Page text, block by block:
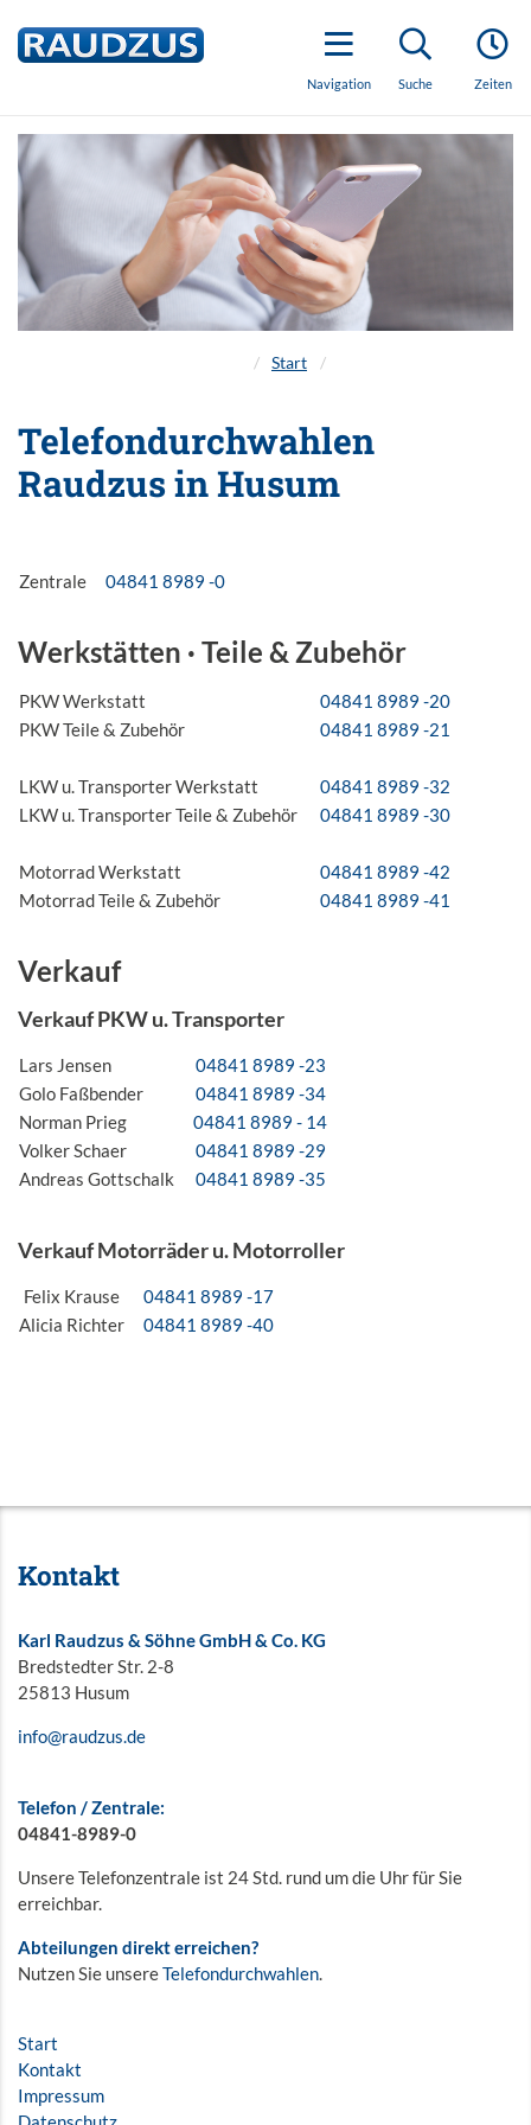
Zeiten
Suche
Navigation
/ Start /
Telefondurchwahlen
Raudzus in Husum
Zentrale 04841 8989 -0
Werkstätten · Teile & Zubehör
PKW Werkstatt
04841 8989 -20
PKW Teile & Zubehör
04841 8989 -21
LKW u. Transporter Werkstatt
04841 8989 -32
LKW u. Transporter Teile & Zubehör
04841 8989 -30
Motorrad Werkstatt
04841 8989 -42
Motorrad Teile & Zubehör
04841 8989 -41
Verkauf
Verkauf PKW u. Transporter
Lars Jensen
04841 8989 -23
Golo Faßbender
04841 8989 -34
Norman Prieg
04841 8989 - 14
Volker Schaer
04841 8989 -29
Andreas Gottschalk
04841 8989 -35
Verkauf Motorräder u. Motorroller
Felix Krause
04841 8989 -17
Alicia Richter
04841 8989 -40
Kontakt
Karl Raudzus & Söhne GmbH & Co. KG
Bredstedter Str. 2-8
25813 Husum
info@raudzus.de
Telefon / Zentrale:
04841-8989-0
Unsere Telefonzentrale ist 24 Std. rund um die Uhr für Sie
erreichbar.
Abteilungen direkt erreichen?
Nutzen Sie unsereTelefondurchwahlen.
Start
Kontakt
Impressum